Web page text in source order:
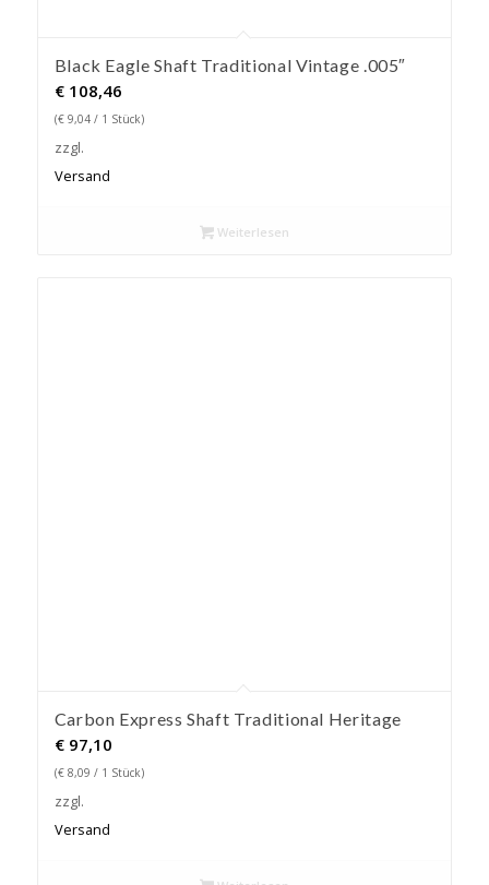
Black Eagle Shaft Traditional Vintage .005″
€108,46
(€9,04/ 1 Stück)
zzgl.
Versand
Weiterlesen
Carbon Express Shaft Traditional Heritage
€97,10
(€8,09 / 1 Stück)
zzgl.
Versand